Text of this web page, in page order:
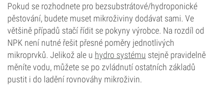
Pokud se rozhodnete pro bezsubstrátové/hydroponické
pěstování, budete muset mikroživiny dodávat sami. Ve
většině případů stačí řídit se pokyny výrobce. Na rozdíl od
NPK není nutné řešit přesné poměry jednotlivých
mikroprvků. Jelikož ale u hydro systému stejně pravidelně
měníte vodu, můžete se po zvládnutí ostatních základů
pustit i do ladění rovnováhy mikroživin.